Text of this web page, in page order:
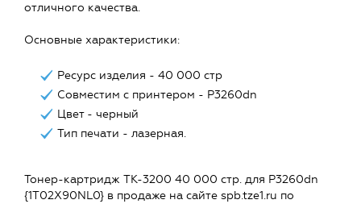
отличного качества.
Основные характеристики:
Ресурс изделия - 40 000 стр
Совместим с принтером - P3260dn
Цвет - черный
Тип печати - лазерная.
Тонер-картридж TK-3200 40 000 стр. для P3260dn
{1T02X90NL0} в продаже на сайте spb.tze1.ru по